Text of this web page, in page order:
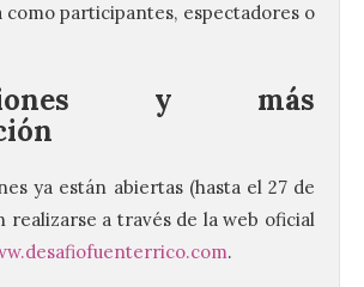
como participantes, espectadores o
y más
ya están abiertas (hasta el 27 de
realizarse a través de la web oficial
.